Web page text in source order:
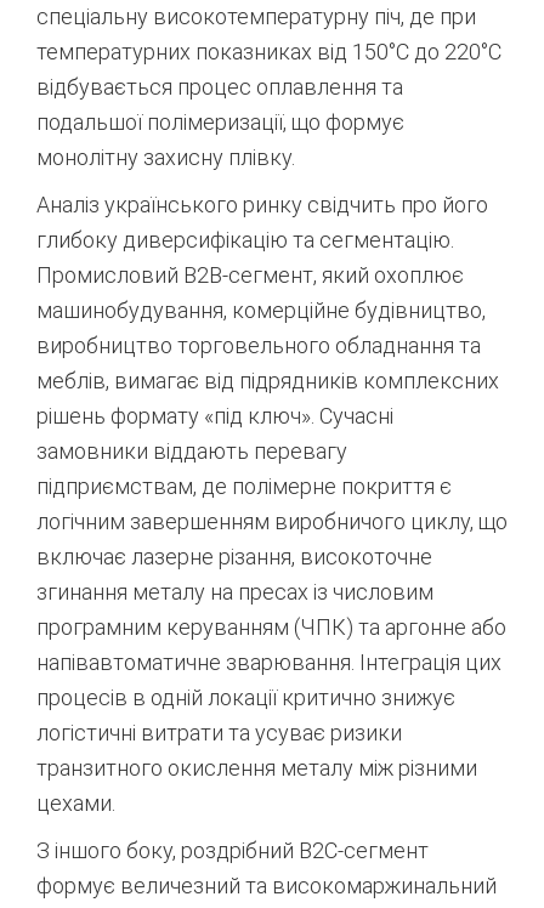
спеціальну високотемпературну піч, де при
температурних показниках від 150°C до 220°C
відбувається процес оплавлення та
подальшої полімеризації, що формує
монолітну захисну плівку.
Аналіз українського ринку свідчить про його
глибоку диверсифікацію та сегментацію.
Промисловий B2B-сегмент, який охоплює
машинобудування, комерційне будівництво,
виробництво торговельного обладнання та
меблів, вимагає від підрядників комплексних
рішень формату «під ключ». Сучасні
замовники віддають перевагу
підприємствам, де полімерне покриття є
логічним завершенням виробничого циклу, що
включає лазерне різання, високоточне
згинання металу на пресах із числовим
програмним керуванням (ЧПК) та аргонне або
напівавтоматичне зварювання. Інтеграція цих
процесів в одній локації критично знижує
логістичні витрати та усуває ризики
транзитного окислення металу між різними
цехами.
З іншого боку, роздрібний B2C-сегмент
формує величезний та високомаржинальний